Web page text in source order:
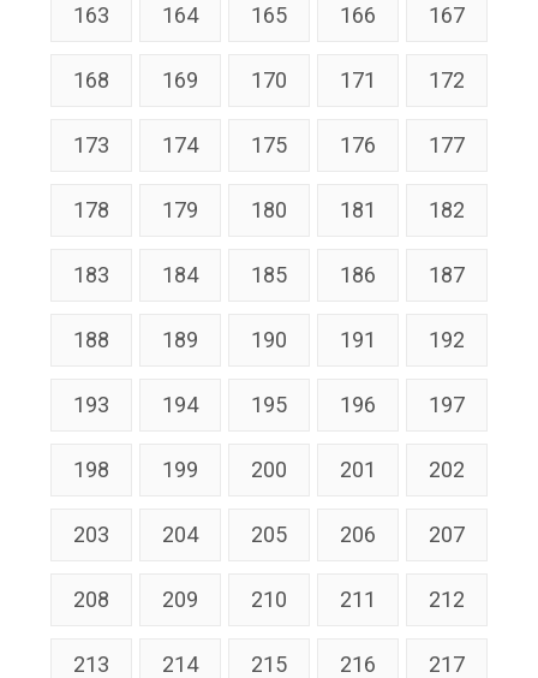
163 164 165 166 167
168 169 170 171 172
173 174 175 176 177
178 179 180 181 182
183 184 185 186 187
188 189 190 191 192
193 194 195 196 197
198 199 200 201 202
203 204 205 206 207
208 209 210 211 212
213 214 215 216 217